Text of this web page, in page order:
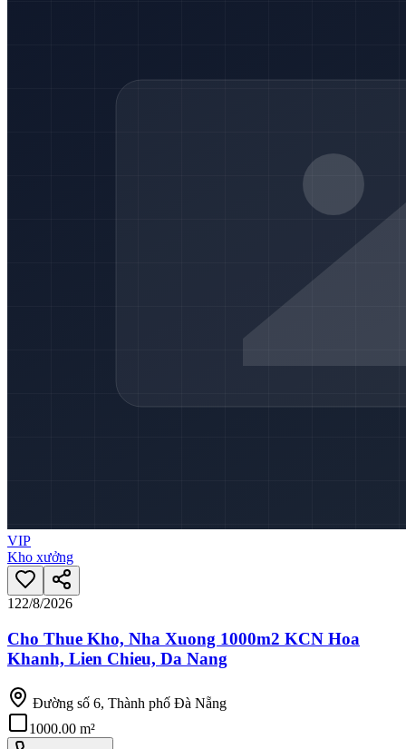
VIP
Kho xưởng
122/8/2026
Cho Thue Kho, Nha Xuong 1000m2 KCN Hoa
Khanh, Lien Chieu, Da Nang
Đường số 6, Thành phố Đà Nẵng
1000.00 m²